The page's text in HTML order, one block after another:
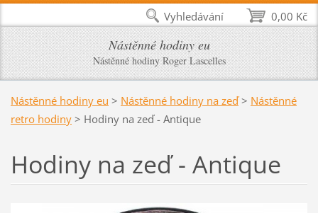
Nástěnné hodiny eu
Nástěnné hodiny Roger Lascelles
Nástěnné hodiny eu > Nástěnné hodiny na zeď > Nástěnné
retro hodiny > Hodiny na zeď - Antique
Hodiny na zeď - Antique
0,00 Kč
Vyhledávání